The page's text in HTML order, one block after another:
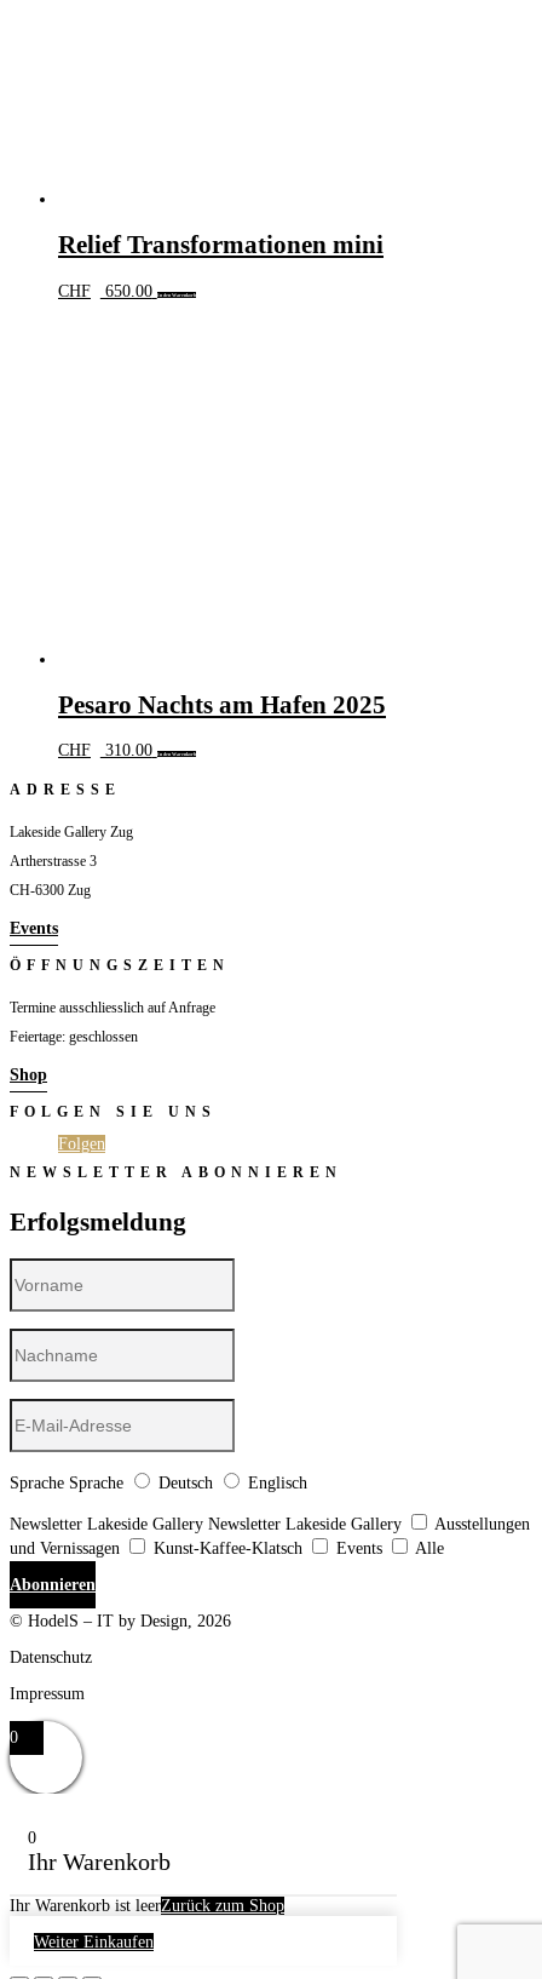
Relief Transformationen mini
CHF 650.00 In den Warenkorb
Pesaro Nachts am Hafen 2025
CHF 310.00 In den Warenkorb
ADRESSE
Lakeside Gallery Zug
Artherstrasse 3
CH-6300 Zug
Events
ÖFFNUNGSZEITEN
Termine ausschliesslich auf Anfrage
Feiertage: geschlossen
Shop
FOLGEN SIE UNS
Folgen
NEWSLETTER ABONNIEREN
Erfolgsmeldung
Sprache Sprache Deutsch Englisch
Newsletter Lakeside Gallery Newsletter Lakeside Gallery
Ausstellungen
und Vernissagen
Kunst-Kaffee-Klatsch Events
Alle
Abonnieren
© HodelS – IT by Design, 2026
Datenschutz
Impressum
0
0
Ihr Warenkorb
Ihr Warenkorb ist leerZurück zum Shop
Weiter Einkaufen